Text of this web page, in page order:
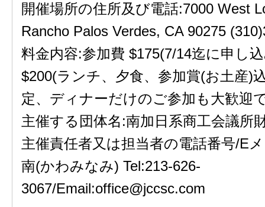
開催場所の住所及び電話:7000 West
Rancho Palos Verdes, CA 90275
料金内容:参加費 $175(7/14迄に申し
$200(ランチ、夕食、参加賞(お土産)
定、ディナーだけのご参加も大歓迎
主催する団体名:南加日系商工会議所
主催責任者又は担当者の電話番号/E
南(かわみなみ) Tel:213-626-
3067/Email:office@jccsc.com